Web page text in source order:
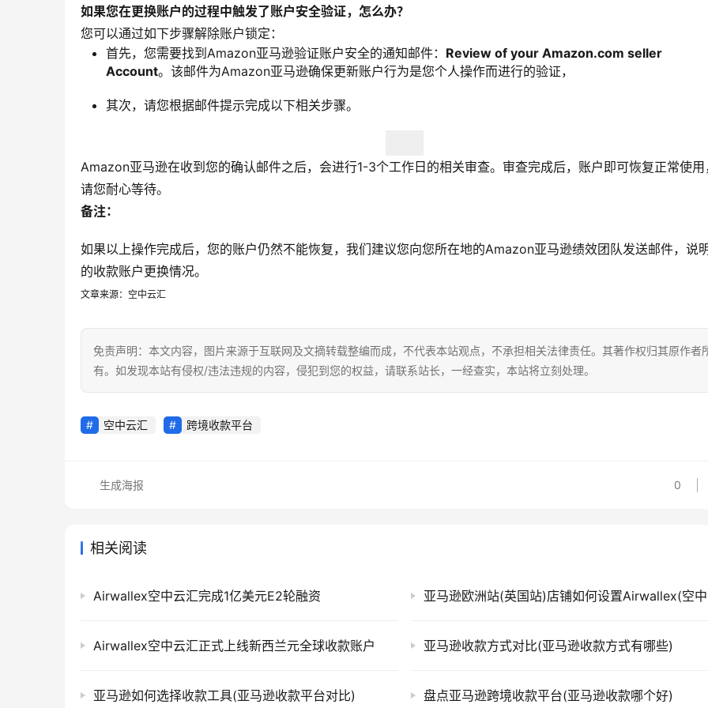
如果您在更换账户的过程中触发了账户安全验证，怎么办？
您可以通过如下步骤解除账户锁定：
首先，您需要找到Amazon亚马逊验证账户安全的通知邮件： Review of your Amazon.com seller
Account。该邮件为Amazon亚马逊确保更新账户行为是您个人操作而进行的验证，
其次，请您根据邮件提示完成以下相关步骤。
Amazon亚马逊在收到您的确认邮件之后，会进行1-3个工作日的相关审查。审查完成后，账户即可恢复正常使用
请您耐心等待。
备注：
如果以上操作完成后，您的账户仍然不能恢复，我们建议您向您所在地的Amazon亚马逊绩效团队发送邮件，说
的收款账户更换情况。
文章来源：空中云汇
免责声明：本文内容，图片来源于互联网及文摘转载整编而成，不代表本站观点，不承担相关法律责任。其著作权归其原作者
有。如发现本站有侵权/违法违规的内容，侵犯到您的权益，请联系站长，一经查实，本站将立刻处理。
空中云汇 跨境收款平台
0
生成海报
相关阅读
Airwallex空中云汇完成1亿美元E2轮融资
Airwallex空中云汇正式上线新西兰元全球收款账户 亚马逊收款方式对比(亚马逊收款方式有哪些)
亚马逊如何选择收款工具(亚马逊收款平台对比) 盘点亚马逊跨境收款平台(亚马逊收款哪个好)